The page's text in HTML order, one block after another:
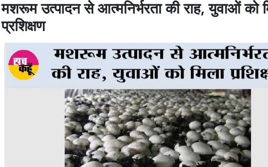
मशरूम उत्पादन से आत्मनिर्भरता की राह, युवाओं को
प्रशिक्षण